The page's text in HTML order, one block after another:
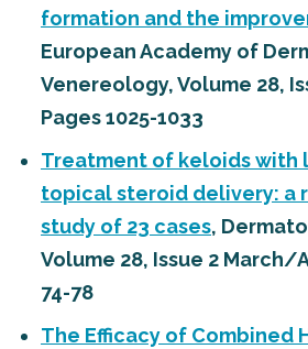
formation and the
European Academy of
Venereology, Volume 28,
Pages 1025-1033
Treatment of keloids with
topical steroid delivery: a
study of 23 cases,
Volume 28, Issue 2 March/
74-78
The Efficacy of Combined